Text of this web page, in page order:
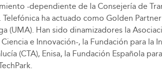
-dependiente de la Consejería de
ha actuado como Golden
(UMA). Han sido dinamizadores la
e Innovación-, la Fundación para la
(CTA), Enisa, la Fundación Española